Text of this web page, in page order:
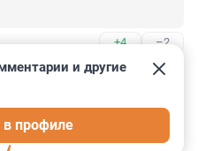
+4 –2
по паспорту!" © из
и другие
в профиле